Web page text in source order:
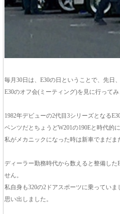
毎月30日は、E30の日ということで、先日
E30のオフ会(ミーティング)を見に行ってみ
1982年デビューの2代目3シリーズとなるE30
ベンツだとちょうどW201の190Eと時代的
私がメカニックになった時は新車でまだま
ディーラー勤務時代から数えると整備した
せん。
私自身も320の2ドアスポーツに乗ってい
思い出しました。